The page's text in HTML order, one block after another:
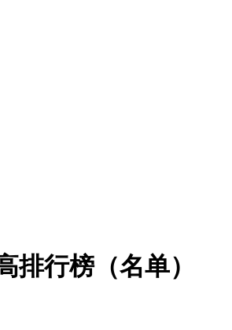
排行榜（名单）